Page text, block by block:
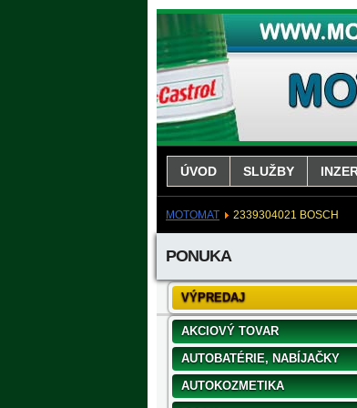
ÚVOD SLUŽBY
MOTOMAT 2339304021 BOSCH
PONUKA
VÝPREDAJ
AKCIOVÝ TOVAR
AUTOBATÉRIE, NABÍJAČKY
AUTOKOZMETIKA